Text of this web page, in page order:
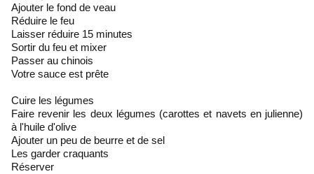
Ajouter le fond de veau
Réduire le feu
Laisser réduire 15 minutes
Sortir du feu et mixer
Passer au chinois
Votre sauce est prête
Cuire les légumes
Faire revenir les deux légumes (carottes et navets en julienne)
à l'huile d'olive
Ajouter un peu de beurre et de sel
Les garder craquants
Réserver